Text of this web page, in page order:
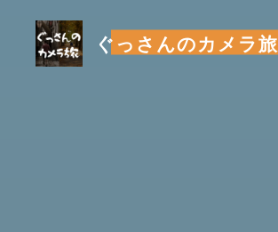
ぐっさんのカメラ旅